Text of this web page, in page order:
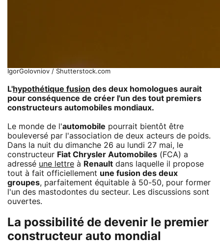
IgorGolovniov / Shutterstock.com
L'hypothétique fusion des deux homologues aurait
pour conséquence de créer l'un des tout premiers
constructeurs automobiles mondiaux.
Le monde de l'automobile pourrait bientôt être
bouleversé par l'association de deux acteurs de poids.
Dans la nuit du dimanche 26 au lundi 27 mai, le
constructeur Fiat Chrysler Automobiles (FCA) a
adressé une lettre à Renault dans laquelle il propose
tout à fait officiellement une fusion des deux
groupes, parfaitement équitable à 50-50, pour former
l'un des mastodontes du secteur. Les discussions sont
ouvertes.
La possibilité de devenir le premier
constructeur auto mondial